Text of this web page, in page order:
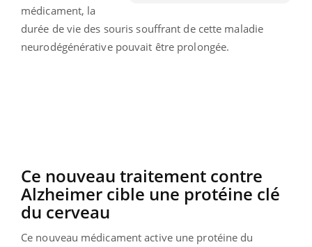
médicament, la
durée de vie des souris souffrant de cette maladie
neurodégénérative pouvait être prolongée.
Ce nouveau traitement contre
Alzheimer cible une protéine clé
du cerveau
Ce nouveau médicament active une protéine du